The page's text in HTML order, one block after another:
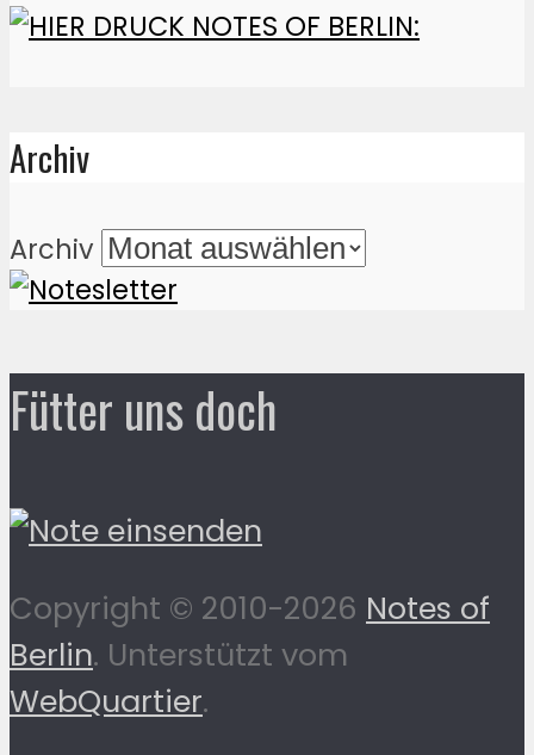
Archiv
Archiv
Fütter uns doch
Copyright © 2010-2026 Notes of
Berlin. Unterstützt vom
WebQuartier.